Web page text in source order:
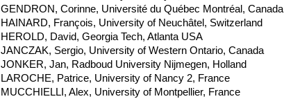
GENDRON, Corinne, Université du Québec Montréal, Canada
HAINARD, François, University of Neuchâtel, Switzerland
HEROLD, David, Georgia Tech, Atlanta USA
JANCZAK, Sergio, University of Western Ontario, Canada
JONKER, Jan, Radboud University Nijmegen, Holland
LAROCHE, Patrice, University of Nancy 2, France
MUCCHIELLI, Alex, University of Montpellier, France